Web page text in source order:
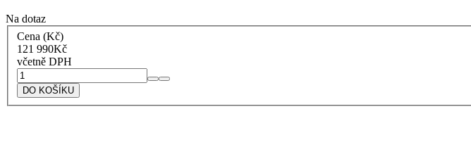
Na dotaz
Cena (Kč)
121 990Kč
včetně DPH
Lofra
Sporák
PNMD96MFTE/5IF
DO KOŠÍKU